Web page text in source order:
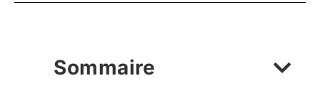
Sommaire